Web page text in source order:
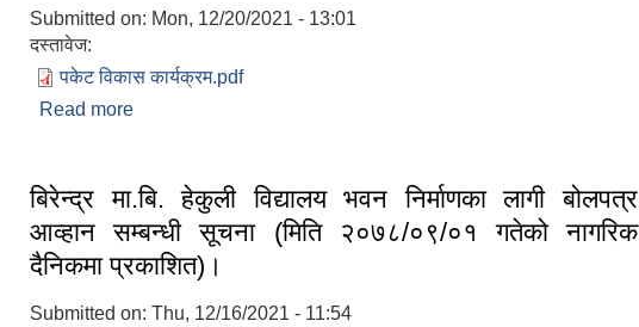
Submitted on: Mon, 12/20/2021 - 13:01
दस्तावेज:
पकेट विकास कार्यक्रम.pdf
Read more
बिरेन्द्र मा.बि. हेकुली विद्यालय भवन निर्माणका लागी बोलपत्र
आव्हान सम्बन्धी सूचना (मिति २०७८/०९/०१ गतेको नागरिक
दैनिकमा प्रकाशित)।
Submitted on: Thu, 12/16/2021 - 11:54